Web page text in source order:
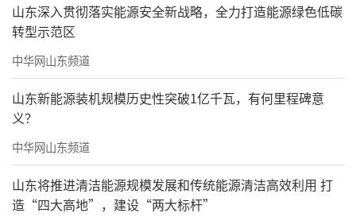
山东深入贯彻落实能源安全新战略，全力打造能源绿色低碳
转型示范区
中华网山东频道
山东新能源装机规模历史性突破1亿千瓦，有何里程碑意
义？
中华网山东频道
山东将推进清洁能源规模发展和传统能源清洁高效利用 打
造“四大高地”，建设“两大标杆”